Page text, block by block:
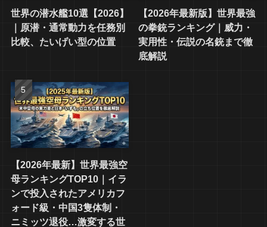
世界の潜水艦10選【2026】
｜原潜・通常動力を任務別
比較、たいげい型の位置
【2026年最新版】世界最強
の拳銃ランキング｜威力・
実用性・伝説の名銃まで徹
底解説
【2026年最新】世界最強空
母ランキングTOP10｜イラ
ンで投入されたアメリカフ
ォード級・中国3隻体制・
ニミッツ退役…激変する世